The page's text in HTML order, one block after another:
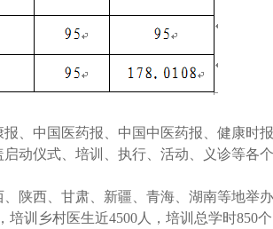
、中国医药报、中国中医药报、健康时
动仪式、培训、执行、活动、义诊等各个
陕西、甘肃、新疆、青海、湖南等地举
训乡村医生近4500人，培训总学时850